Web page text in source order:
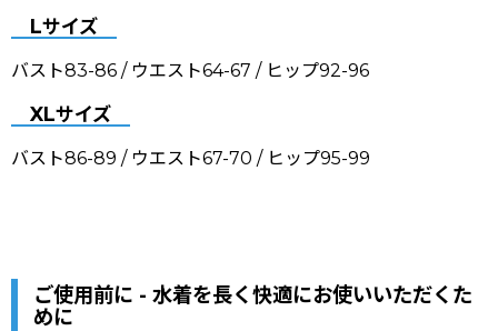
Lサイズ
バスト83-86 / ウエスト64-67 / ヒップ92-96
XLサイズ
バスト86-89 / ウエスト67-70 / ヒップ95-99
ご使用前に - 水着を長く快適にお使いいただくた
めに